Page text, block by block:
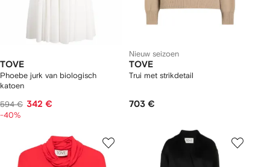
TOVE
Phoebe jurk van biologisch
katoen
594 € 342 €
-40%
Nieuw seizoen
TOVE
Trui met strikdetail
703 €